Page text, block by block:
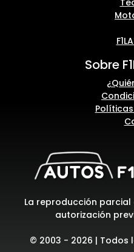
Sobre
La reproducción
autorización
© 2003 - 2026 | Todos